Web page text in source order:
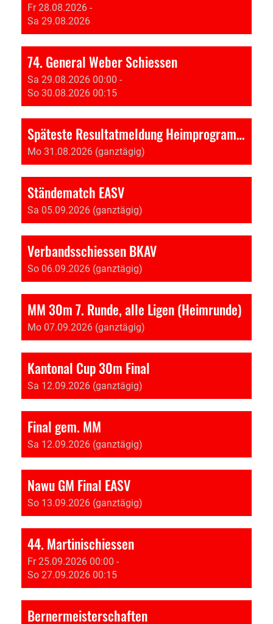
Fr 28.08.2026 -
Sa 29.08.2026
74. General Weber Schiessen
Sa 29.08.2026 00:00 -
So 30.08.2026 00:15
Späteste Resultatmeldung Heimprogramm VV-EASV
Mo 31.08.2026 (ganztägig)
Ständematch EASV
Sa 05.09.2026 (ganztägig)
Verbandsschiessen BKAV
So 06.09.2026 (ganztägig)
MM 30m 7. Runde, alle Ligen (Heimrunde)
Mo 07.09.2026 (ganztägig)
Kantonal Cup 30m Final
Sa 12.09.2026 (ganztägig)
Final gem. MM
Sa 12.09.2026 (ganztägig)
Nawu GM Final EASV
So 13.09.2026 (ganztägig)
44. Martinischiessen
Fr 25.09.2026 00:00 -
So 27.09.2026 00:15
Bernermeisterschaften